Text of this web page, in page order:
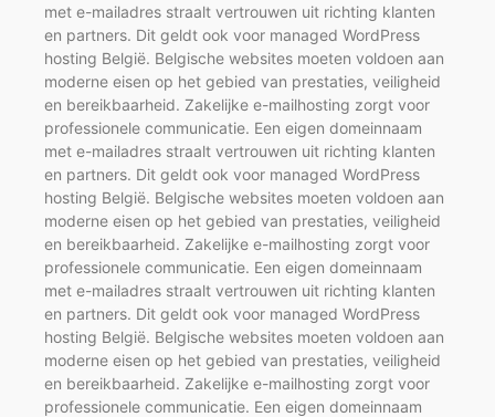
met e-mailadres straalt vertrouwen uit richting klanten
en partners. Dit geldt ook voor managed WordPress
hosting België. Belgische websites moeten voldoen aan
moderne eisen op het gebied van prestaties, veiligheid
en bereikbaarheid. Zakelijke e-mailhosting zorgt voor
professionele communicatie. Een eigen domeinnaam
met e-mailadres straalt vertrouwen uit richting klanten
en partners. Dit geldt ook voor managed WordPress
hosting België. Belgische websites moeten voldoen aan
moderne eisen op het gebied van prestaties, veiligheid
en bereikbaarheid. Zakelijke e-mailhosting zorgt voor
professionele communicatie. Een eigen domeinnaam
met e-mailadres straalt vertrouwen uit richting klanten
en partners. Dit geldt ook voor managed WordPress
hosting België. Belgische websites moeten voldoen aan
moderne eisen op het gebied van prestaties, veiligheid
en bereikbaarheid. Zakelijke e-mailhosting zorgt voor
professionele communicatie. Een eigen domeinnaam